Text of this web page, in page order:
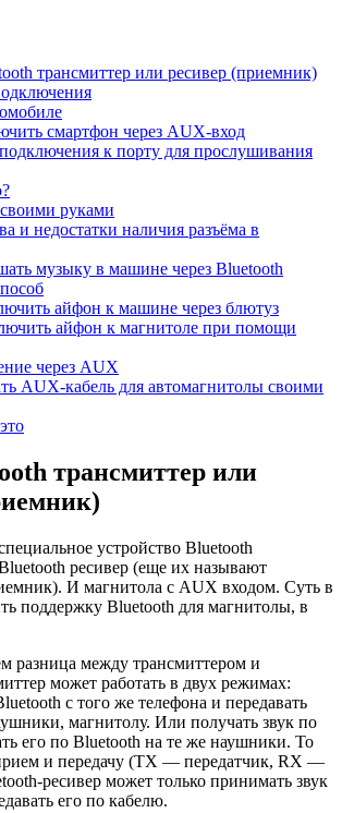
трансмиттер или ресивер (приемник)
смартфон через AUX-вход
к порту для прослушивания
руками
и недостатки наличия разъёма в
музыку в машине через Bluetooth
айфон к машине через блютуз
айфон к магнитоле при помощи
через AUX
AUX-кабель для автомагнитолы своими
трансмиттер или
устройство Bluetooth
ресивер (еще их называют
И магнитола с AUX входом. Суть в
поддержку Bluetooth для магнитолы, в
разница между трансмиттером и
может работать в двух режимах:
с того же телефона и передавать
магнитолу. Или получать звук по
его по Bluetooth на те же наушники. То
прием и передачу (TX — передатчик, RX —
ресивер может только принимать звук
его по кабелю.